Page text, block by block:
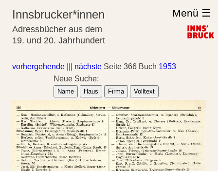
Innsbrucker*innen
Adressbücher aus dem
19. und 20. Jahrhundert
Menü ☰
vorhergehende nächste Seite 366 Buch 1953
Neue Suche:
Name Haus Firma Volltext